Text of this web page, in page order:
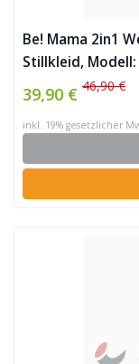
Be! Mama 2in1
Stillkleid, Modell:
39,90 € 46,90 €
inkl. 19% gesetzlicher